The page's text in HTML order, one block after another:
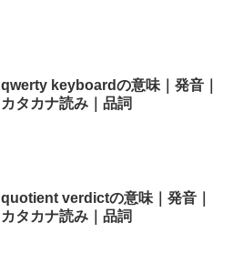
qwerty keyboardの意味｜発音｜
カタカナ読み｜品詞
quotient verdictの意味｜発音｜
カタカナ読み｜品詞